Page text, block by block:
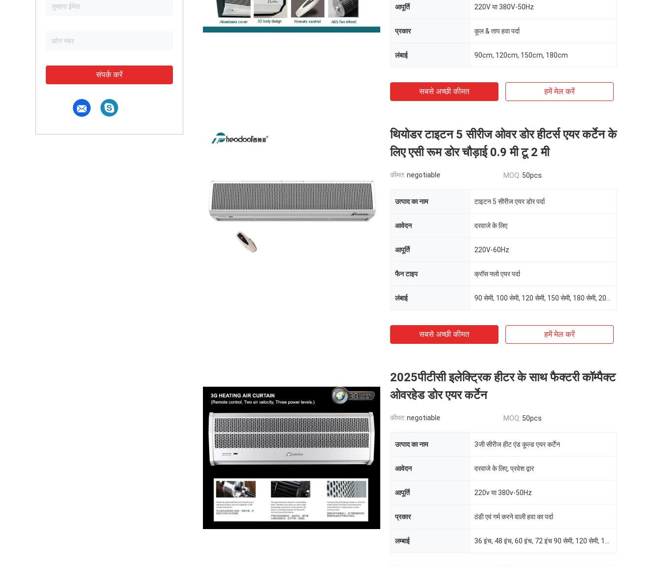
संपर्क करें
आपूर्ति 220V या 380V-50Hz
प्रकार कूल & ताप हवा पर्दा
लंबाई 90cm, 120cm, 150cm, 180cm
सबसे अच्छी कीमत हमें मेल करें
थियोडर टाइटन 5 सीरीज ओवर डोर हीटर्स एयर कर्टेन के
लिए एसी रूम डोर चौड़ाई 0.9 मी टू 2 मी
कीमत: negotiable MOQ: 50pcs
उत्पाद का नाम टाइटन 5 सीरीज एयर डोर पर्दा
आवेदन दरवाजे के लिए
आपूर्ति 220V-60Hz
फैन टाइप क्रॉस फ्लो एयर पर्दा
लंबाई
सबसे अच्छी कीमत हमें मेल करें
2025पीटीसी इलेक्ट्रिक हीटर के साथ फैक्टरी कॉम्पैक्ट
ओवरहेड डोर एयर कर्टेन
कीमत: negotiable MOQ: 50pcs
उत्पाद का नाम 3जी सीरीज हीट एंड कूल्ड एयर कर्टेन
आवेदन दरवाजे के लिए, प्रवेश द्वार
आपूर्ति 220v या 380v-50Hz
प्रकार ठंडी एवं गर्म करने वाली हवा का पर्दा
लम्बाई